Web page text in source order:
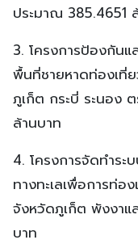
ประมาณ 385.4651
3. โครงการป้องกันแ
พื้นที่ชายหาดท่องเที่
ภูเก็ต กระบี่ ระนอง
ล้านบาท
4. โครงการจัดทำร
ทางทะเลเพื่อการท่
จังหวัดภูเก็ต พังงาแ
บาท